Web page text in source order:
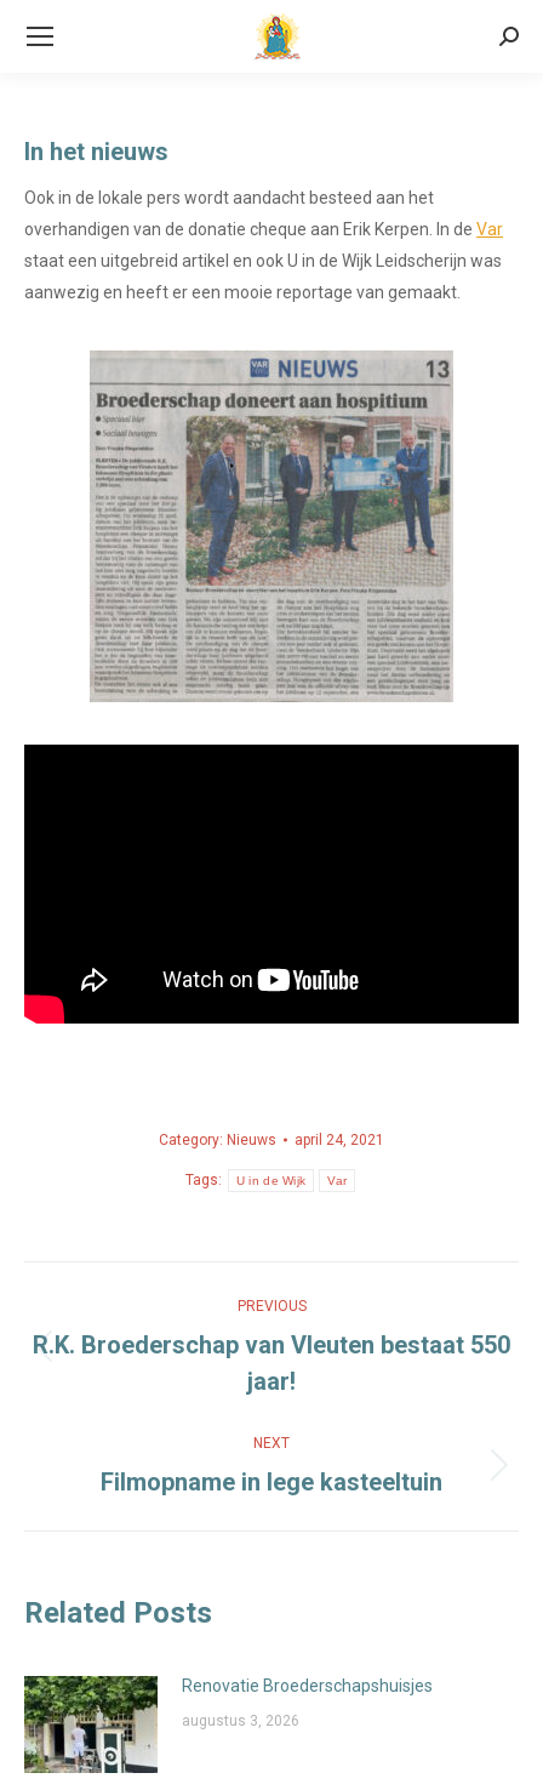
In het nieuws
Ook in de lokale pers wordt aandacht besteed aan het
overhandigen van de donatie cheque aan Erik Kerpen. In de Var
staat een uitgebreid artikel en ook U in de Wijk Leidscherijn was
aanwezig en heeft er een mooie reportage van gemaakt.
Category: Nieuws april 24, 2021
Tags: U in de Wijk Var
navigation
PREVIOUS
post:
R.K. Broederschap van Vleuten bestaat 550
jaar!
NEXT
Next
Filmopname in lege kasteeltuin
Related Posts
Renovatie Broederschapshuisjes
augustus 3, 2026